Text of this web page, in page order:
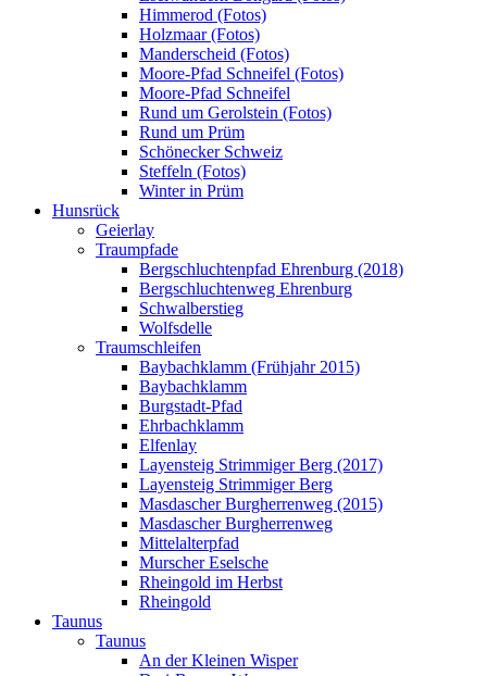
Himmerod (Fotos)
Holzmaar (Fotos)
Manderscheid (Fotos)
Moore-Pfad Schneifel (Fotos)
Moore-Pfad Schneifel
Rund um Gerolstein (Fotos)
Rund um Prüm
Schönecker Schweiz
Steffeln (Fotos)
Winter in Prüm
Hunsrück
Geierlay
Traumpfade
Bergschluchtenpfad Ehrenburg (2018)
Bergschluchtenweg Ehrenburg
Schwalberstieg
Wolfsdelle
Traumschleifen
Baybachklamm (Frühjahr 2015)
Baybachklamm
Burgstadt-Pfad
Ehrbachklamm
Elfenlay
Layensteig Strimmiger Berg (2017)
Layensteig Strimmiger Berg
Masdascher Burgherrenweg (2015)
Masdascher Burgherrenweg
Mittelalterpfad
Murscher Eselsche
Rheingold im Herbst
Rheingold
Taunus
Taunus
An der Kleinen Wisper